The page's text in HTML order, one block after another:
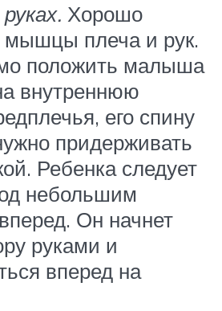
Хорошо
мышцы плеча и рук.
положить малыша
внутреннюю
его спину
придерживать
Ребенка следует
небольшим
Он начнет
руками и
вперед на